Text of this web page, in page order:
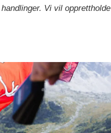
Vi vil opprettholde